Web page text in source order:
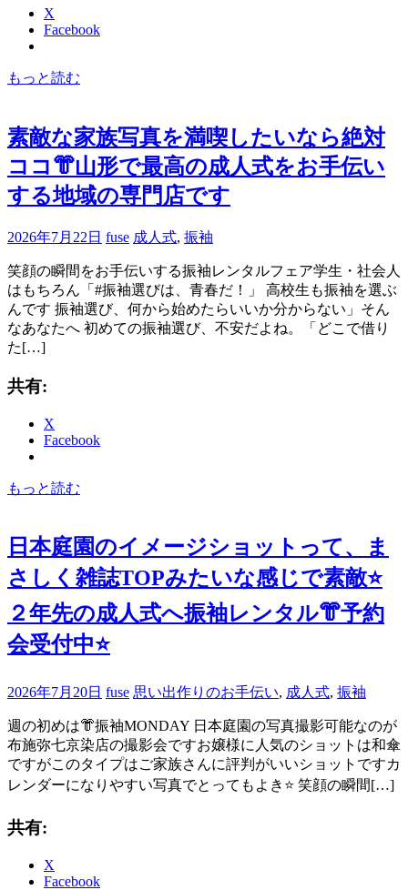
X
Facebook
もっと読む
素敵な家族写真を満喫したいなら絶対
ココ👘山形で最高の成人式をお手伝い
する地域の専門店です
2026年7月22日 fuse 成人式, 振袖
笑顔の瞬間をお手伝いする振袖レンタルフェア学生・社会人
はもちろん「#振袖選びは、青春だ！」 高校生も振袖を選ぶ
んです 振袖選び、何から始めたらいいか分からない」そん
なあなたへ 初めての振袖選び、不安だよね。「どこで借り
た[…]
共有:
X
Facebook
もっと読む
日本庭園のイメージショットって、ま
さしく雑誌TOPみたいな感じで素敵⭐️
２年先の成人式へ振袖レンタル👘予約
会受付中⭐️
2026年7月20日 fuse 思い出作りのお手伝い, 成人式, 振袖
週の初めは👘振袖MONDAY 日本庭園の写真撮影可能なのが
布施弥七京染店の撮影会ですお嬢様に人気のショットは和傘
ですがこのタイプはご家族さんに評判がいいショットですカ
レンダーになりやすい写真でとってもよき⭐️ 笑顔の瞬間[…]
共有:
X
Facebook